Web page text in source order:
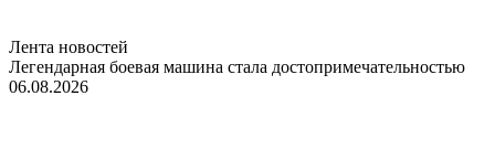
Лента новостей
Легендарная боевая машина стала достопримечательностью
06.08.2026